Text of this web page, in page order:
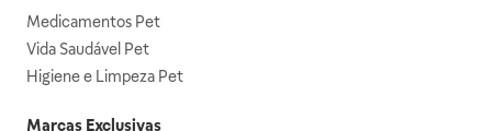
Medicamentos Pet
Vida Saudável Pet
Higiene e Limpeza Pet
Marcas Exclusivas